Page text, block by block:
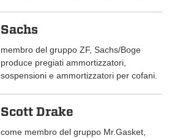
Sachs
membro del gruppo ZF, Sachs/Boge
produce pregiati ammortizzatori,
sospensioni e ammortizzatori per cofani.
Scott Drake
come membro del gruppo Mr.Gasket,